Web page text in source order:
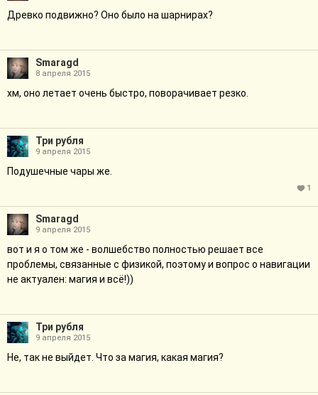
Древко подвижно? Оно было на шарнирах?
Smaragd
8 апреля 2015
хм, оно летает очень быстро, поворачивает резко.
Три рубля
9 апреля 2015
Подушечные чары же.
1
Smaragd
9 апреля 2015
вот и я о том же - волшебство полностью решает все
проблемы, связанные с физикой, поэтому и вопрос о навигации
не актуален: магия и всё!))
Три рубля
9 апреля 2015
Не, так не выйдет. Что за магия, какая магия?